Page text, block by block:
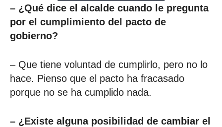
– ¿Qué dice el alcalde cuando le pregunta
por el cumplimiento del pacto de
gobierno?
– Que tiene voluntad de cumplirlo, pero no lo
hace. Pienso que el pacto ha fracasado
porque no se ha cumplido nada.
– ¿Existe alguna posibilidad de cambiar el